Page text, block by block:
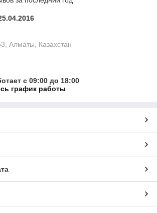
Алматы, Казахстан
с 09:00 до 18:00
график работы